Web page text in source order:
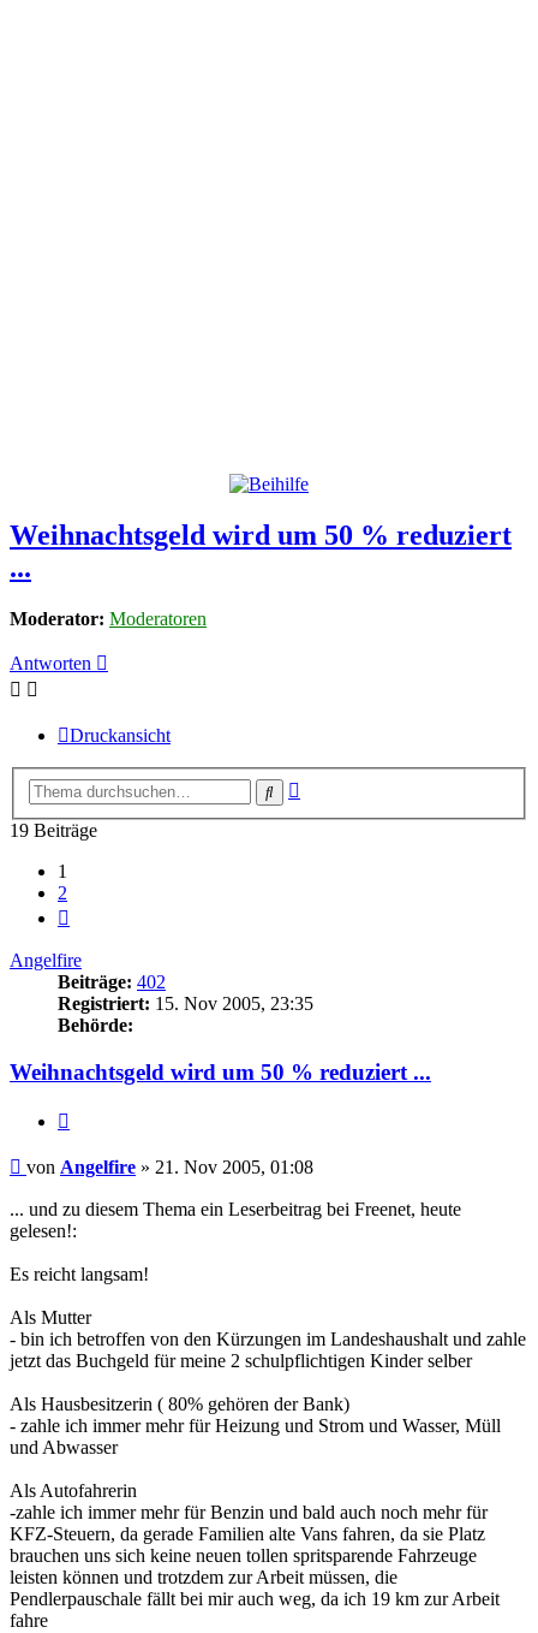
Weihnachtsgeld wird um 50 % reduziert
...
Moderator: Moderatoren
Antworten
Druckansicht
Suche
19 Beiträge
1
2
Angelfire
Beiträge: 402
Registriert: 15. Nov 2005, 23:35
Behörde:
Weihnachtsgeld wird um 50 % reduziert ...
Beitrag
von Angelfire » 21. Nov 2005, 01:08
... und zu diesem Thema ein Leserbeitrag bei Freenet, heute
gelesen!:
Es reicht langsam!
Als Mutter
- bin ich betroffen von den Kürzungen im Landeshaushalt und zahle
jetzt das Buchgeld für meine 2 schulpflichtigen Kinder selber
Als Hausbesitzerin ( 80% gehören der Bank)
- zahle ich immer mehr für Heizung und Strom und Wasser, Müll
und Abwasser
Als Autofahrerin
-zahle ich immer mehr für Benzin und bald auch noch mehr für
KFZ-Steuern, da gerade Familien alte Vans fahren, da sie Platz
brauchen uns sich keine neuen tollen spritsparende Fahrzeuge
leisten können und trotzdem zur Arbeit müssen, die
Pendlerpauschale fällt bei mir auch weg, da ich 19 km zur Arbeit
fahre